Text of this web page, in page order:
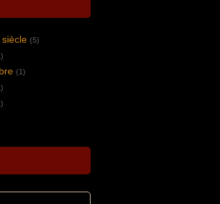
(5)
(1)